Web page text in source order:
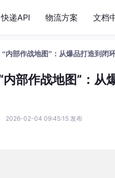
快递API 物流方案 文档
“内部作战地图”：从爆品打造到闭
内部作战地图”：
2026-02-04 09:45:15 发布